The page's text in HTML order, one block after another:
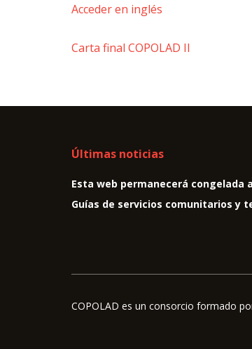
Acceder en inglés
Carta final COPOLAD II
Últimas noticias
Esta web permanecerá congelada
Guías de servicios comunitarios y
COPOLAD es un consorcio formado